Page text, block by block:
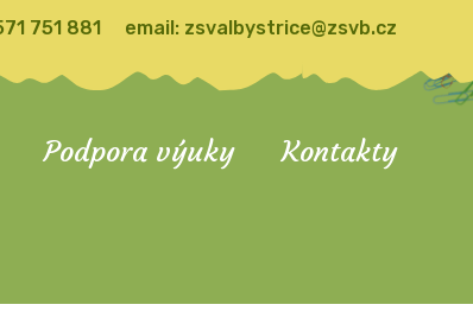
751 881 email: zsvalbystrice@zsvb.cz
Podpora výuky Kontakty